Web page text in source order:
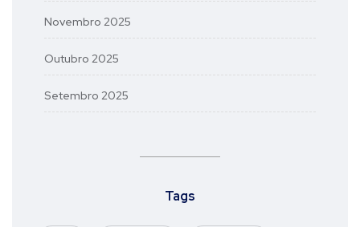
Novembro 2025
Outubro 2025
Setembro 2025
Tags